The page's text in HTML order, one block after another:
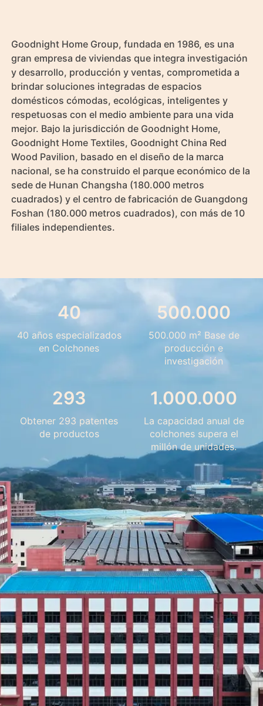
Goodnight Home Group, fundada en 1986, es una
gran empresa de viviendas que integra investigación
y desarrollo, producción y ventas, comprometida a
brindar soluciones integradas de espacios
domésticos cómodas, ecológicas, inteligentes y
respetuosas con el medio ambiente para una vida
mejor. Bajo la jurisdicción de Goodnight Home,
Goodnight Home Textiles, Goodnight China Red
Wood Pavilion, basado en el diseño de la marca
nacional, se ha construido el parque económico de la
sede de Hunan Changsha (180.000 metros
cuadrados) y el centro de fabricación de Guangdong
Foshan (180.000 metros cuadrados), con más de 10
filiales independientes.
40
40 años especializados
en Colchones
500.000
500.000 m² Base de
producción e
investigación
293
Obtener 293 patentes
de productos
1.000.000
La capacidad anual de
colchones supera el
millón de unidades.